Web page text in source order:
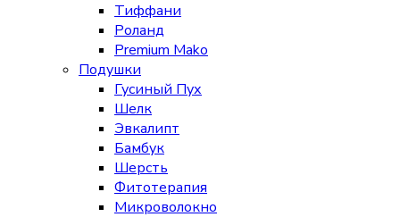
Тиффани
Роланд
Premium Mako
Подушки
Гусиный Пух
Шелк
Эвкалипт
Бамбук
Шерсть
Фитотерапия
Микроволокно